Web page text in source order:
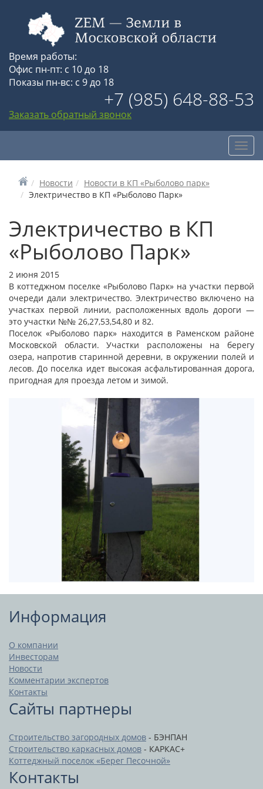
Время работы:
Офис пн-пт: с 10 до 18
Показы пн-вс: с 9 до 18
+7 (985) 648-88-53
Заказать обратный звонок
Новости
Новости в КП «Рыболово парк»
Электричество в КП «Рыболово Парк»
Электричество в КП
«Рыболово Парк»
2 июня 2015
В коттеджном поселке «Рыболово Парк» на участки первой
очереди дали электричество. Электричество включено на
участках первой линии, расположенных вдоль дороги —
это участки №№ 26,27,53,54,80 и 82.
Поселок «Рыболово парк» находится в Раменском районе
Московской области. Участки расположены на берегу
озера, напротив старинной деревни, в окружении полей и
лесов. До поселка идет высокая асфальтированная дорога,
пригодная для проезда летом и зимой.
Информация
О компании
Инвесторам
Новости
Комментарии экспертов
Контакты
Сайты партнеры
Строительство загородных домов - БЭНПАН
Строительство каркасных домов - КАРКАС+
Коттеджный поселок «Берег Песочной»
Контакты